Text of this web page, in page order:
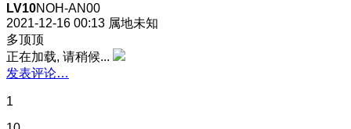
LV10NOH-AN00
2021-12-16 00:13 属地未知
多顶顶
正在加载, 请稍候...
发表评论…
1